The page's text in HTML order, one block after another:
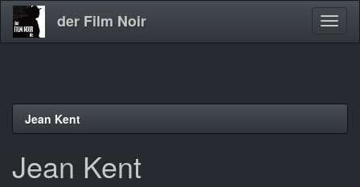
Direkt
der Film Noir
Jean Kent
Jean Kent